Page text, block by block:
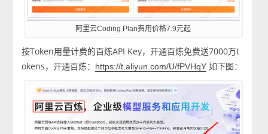
阿里云Coding Plan费用价格7.9元起
按Token用量计费的百炼API Key，开通百炼免费送7000万t
okens，开通百炼：
https://t.aliyun.com/U/fPVHqY 如下图：